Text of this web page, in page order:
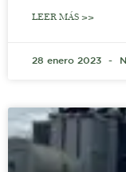
LEER MÁS >>
28 enero 2023